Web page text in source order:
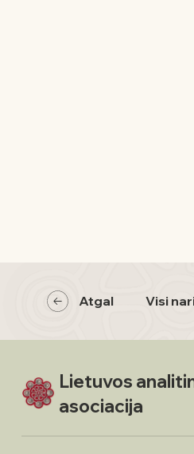
Atgal Visi
Lietuvos
asociacija